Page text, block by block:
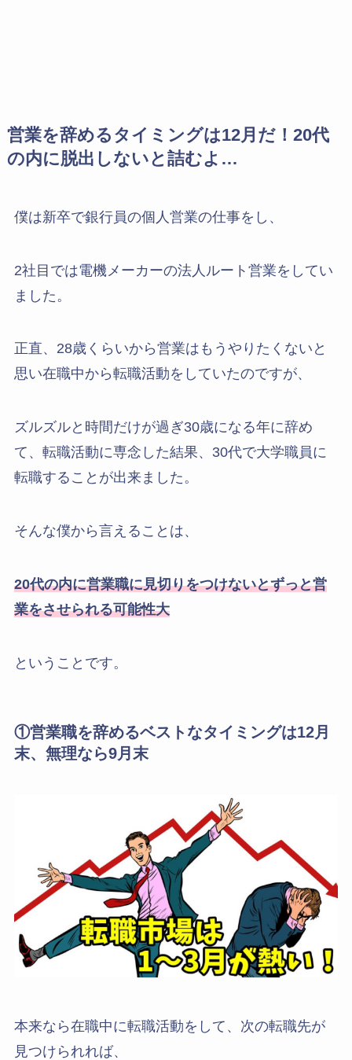
営業を辞めるタイミングは12月だ！20代
の内に脱出しないと詰むよ…
僕は新卒で銀行員の個人営業の仕事をし、
2社目では電機メーカーの法人ルート営業をしてい
ました。
正直、28歳くらいから営業はもうやりたくないと
思い在職中から転職活動をしていたのですが、
ズルズルと時間だけが過ぎ30歳になる年に辞め
て、転職活動に専念した結果、30代で大学職員に
転職することが出来ました。
そんな僕から言えることは、
20代の内に営業職に見切りをつけないとずっと営
業をさせられる可能性大
ということです。
①営業職を辞めるベストなタイミングは12月
末、無理なら9月末
本来なら在職中に転職活動をして、次の転職先が
見つけられれば、